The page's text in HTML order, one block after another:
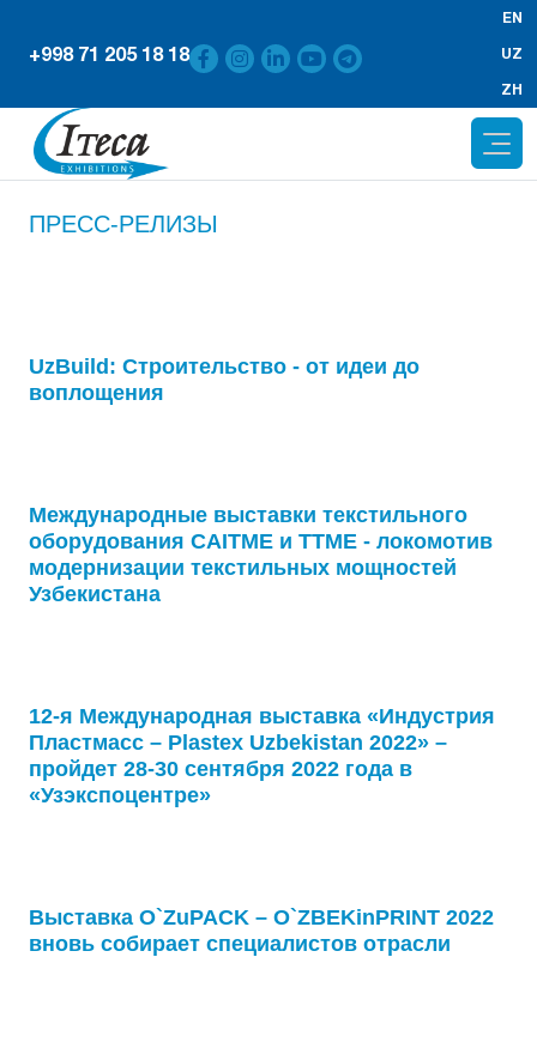
+998 71 205 18 18
EN
UZ
ZH
ПРЕСС-РЕЛИЗЫ
UzBuild: Строительство - от идеи до
воплощения
Международные выставки текстильного
оборудования CAITME и TTME - локомотив
модернизации текстильных мощностей
Узбекистана
12-я Международная выставка «Индустрия
Пластмасс – Plastex Uzbekistan 2022» –
пройдет 28-30 сентября 2022 года в
«Узэкспоцентре»
Выставка O`ZuPACK – O`ZBEKinPRINT 2022
вновь собирает специалистов отрасли